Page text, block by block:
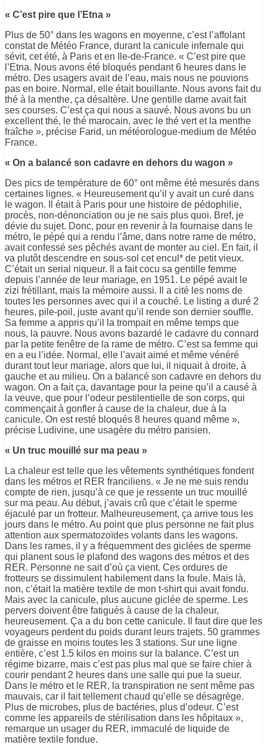
« C’est pire que l’Etna »
Plus de 50° dans les wagons en moyenne, c’est l’affolant
constat de Météo France, durant la canicule infernale qui
sévit, cet été, à Paris et en Ile-de-France. « C’est pire que
l’Etna. Nous avons été bloqués pendant 6 heures dans le
métro. Des usagers avait de l’eau, mais nous ne pouvions
pas en boire. Normal, elle était bouillante. Nous avons fait du
thé à la menthe, ça désaltère. Une gentille dame avait fait
ses courses. C’est ça qui nous a sauvé. Nous avons bu un
excellent thé, le thé marocain, avec le thé vert et la menthe
fraîche », précise Farid, un météorologue-medium de Météo
France.
« On a balancé son cadavre en dehors du wagon »
Des pics de température de 60° ont même été mesurés dans
certaines lignes. « Heureusement qu’il y avait un curé dans
le wagon. Il était à Paris pour une histoire de pédophilie,
procès, non-dénonciation ou je ne sais plus quoi. Bref, je
dévie du sujet. Donc, pour en revenir à la fournaise dans le
métro, le pépé qui a rendu l’âme, dans notre rame de métro,
avait confessé ses pêchés avant de monter au ciel. En fait, il
va plutôt descendre en sous-sol cet encul* de petit vieux.
C’était un serial niqueur. Il a fait cocu sa gentille femme
depuis l’année de leur mariage, en 1951. Le pépé avait le
zizi frétillant, mais la mémoire aussi. Il a cité les noms de
toutes les personnes avec qui il a couché. Le listing a duré 2
heures, pile-poil, juste avant qu’il rende son dernier souffle.
Sa femme a appris qu’il la trompait en même temps que
nous, la pauvre. Nous avons bazardé le cadavre du connard
par la petite fenêtre de la rame de métro. C’est sa femme qui
en a eu l’idée. Normal, elle l’avait aimé et même vénéré
durant tout leur mariage, alors que lui, il niquait à droite, à
gauche et au milieu. On a balancé son cadavre en dehors du
wagon. On a fait ça, davantage pour la peine qu’il a causé à
la veuve, que pour l’odeur pestilentielle de son corps, qui
commençait à gonfler à cause de la chaleur, due à la
canicule. On est resté bloqués 8 heures quand même »,
précise Ludivine, une usagère du métro parisien.
« Un truc mouillé sur ma peau »
La chaleur est telle que les vêtements synthétiques fondent
dans les métros et RER franciliens. « Je ne me suis rendu
compte de rien, jusqu’à ce que je ressente un truc mouillé
sur ma peau. Au début, j’avais crû que c’était le sperme
éjaculé par un frotteur. Malheureusement, ça arrive tous les
jours dans le métro. Au point que plus personne ne fait plus
attention aux spermatozoïdes volants dans les wagons.
Dans les rames, il y a fréquemment des giclées de sperme
qui planent sous le plafond des wagons des métros et des
RER. Personne ne sait d’où ça vient. Ces ordures de
frotteurs se dissimulent habilement dans la foule. Mais là,
non, c’était la matière textile de mon t-shirt qui avait fondu.
Mais avec la canicule, plus aucune giclée de sperme. Les
pervers doivent être fatigués à cause de la chaleur,
heureusement. Ça a du bon cette canicule. Il faut dire que les
voyageurs perdent du poids durant leurs trajets. 50 grammes
de graisse en moins toutes les 3 stations. Sur une ligne
entière, c’est 1.5 kilos en moins sur la balance. C’est un
régime bizarre, mais c’est pas plus mal que se faire chier à
courir pendant 2 heures dans une salle qui pue la sueur.
Dans le métro et le RER, la transpiration ne sent même pas
mauvais, car il fait tellement chaud qu’elle se désagrège.
Plus de microbes, plus de bactéries, plus d’odeur. C’est
comme les appareils de stérilisation dans les hôpitaux »,
remarque un usager du RER, immaculé de liquide de
matière textile fondue.